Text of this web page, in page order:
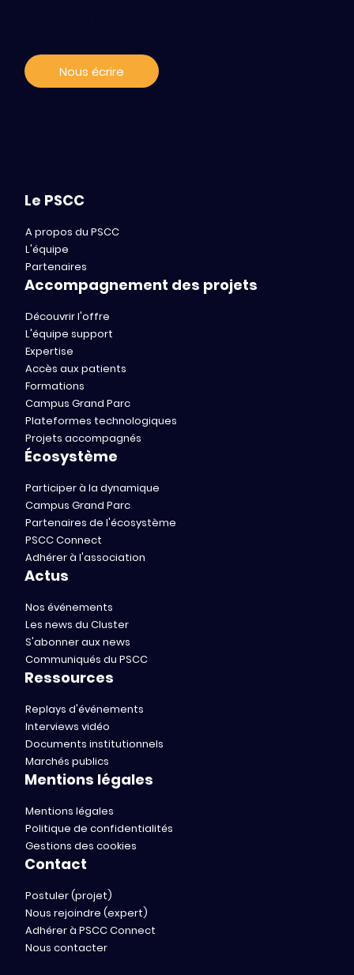
Nous écrire
Le PSCC
A propos du PSCC
L'équipe
Partenaires
Accompagnement des projets
Découvrir l'offre
L'équipe support
Expertise
Accès aux patients
Formations
Campus Grand Parc
Plateformes technologiques
Projets accompagnés
Écosystème
Participer à la dynamique
Campus Grand Parc
Partenaires de l'écosystème
PSCC Connect
Adhérer à l'association
Actus
Nos événements
Les news du Cluster
S'abonner aux news
Communiqués du PSCC
Ressources
Replays d'événements
Interviews vidéo
Documents institutionnels
Marchés publics
Mentions légales
Mentions légales
Politique de confidentialités
Gestions des cookies
Contact
Postuler (projet)
Nous rejoindre (expert)
Adhérer à PSCC Connect
Nous contacter